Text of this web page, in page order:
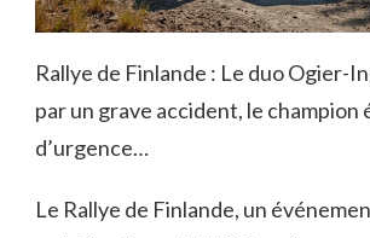
Rallye de Finlande : Le duo Ogier-
par un grave accident, le champion
d’urgence…
Le Rallye de Finlande, un